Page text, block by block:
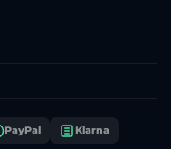
PayPal Klarna